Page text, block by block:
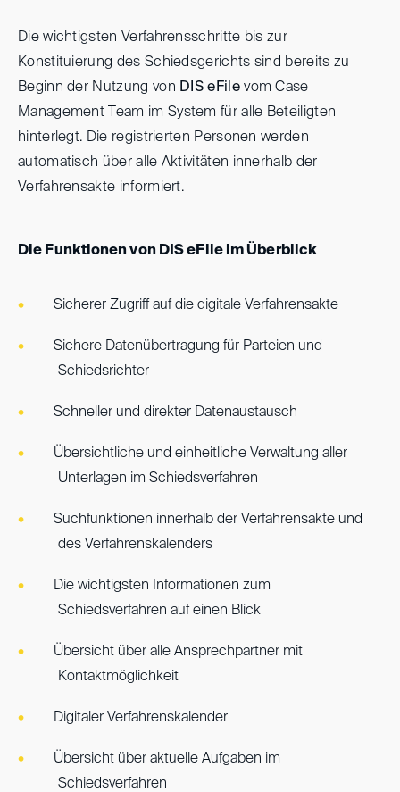
Die wichtigsten Verfahrensschritte bis zur
Konstituierung des Schiedsgerichts sind bereits zu
Beginn der Nutzung von DIS eFilevom Case
Management Team im System für alle Beteiligten
hinterlegt. Die registrierten Personen werden
automatisch über alle Aktivitäten innerhalb der
Verfahrensakte informiert.
Die Funktionen von DIS eFile im Überblick
Sicherer Zugriff auf die digitale Verfahrensakte
Sichere Datenübertragung für Parteien und
Schiedsrichter
Schneller und direkter Datenaustausch
Übersichtliche und einheitliche Verwaltung aller
Unterlagen im Schiedsverfahren
Suchfunktionen innerhalb der Verfahrensakte und
des Verfahrenskalenders
Die wichtigsten Informationen zum
Schiedsverfahren auf einen Blick
Übersicht über alle Ansprechpartner mit
Kontaktmöglichkeit
Digitaler Verfahrenskalender
Übersicht über aktuelle Aufgaben im
Schiedsverfahren